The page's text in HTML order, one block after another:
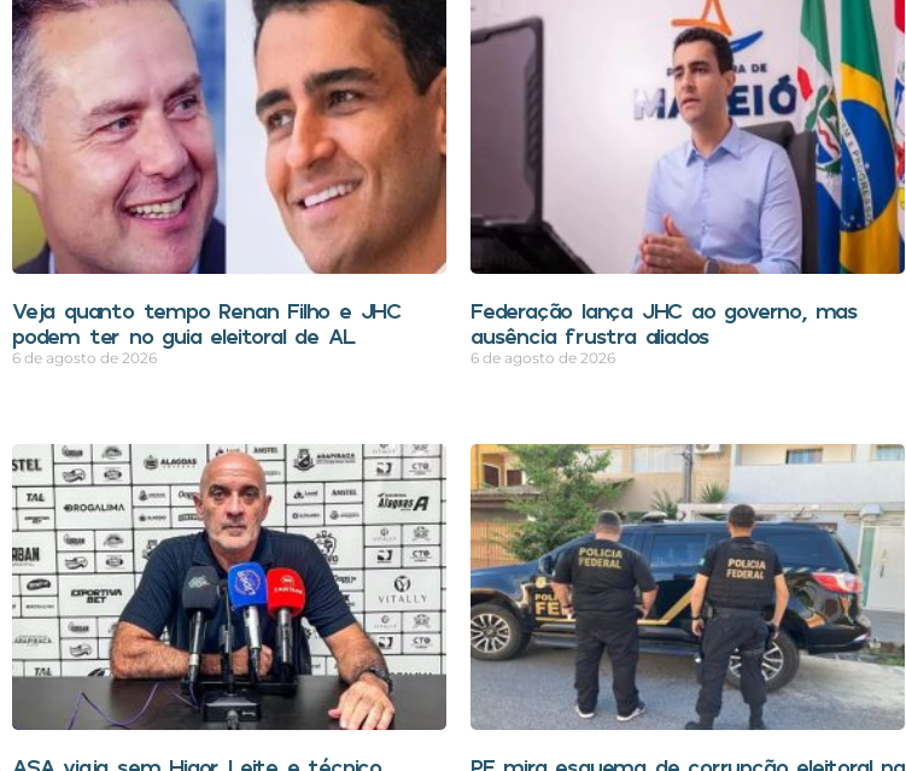
Veja quanto tempo Renan Filho e JHC
podem ter no guia eleitoral de AL
6 de agosto de 2026
Federação lança JHC ao governo, mas
ausência frustra aliados
6 de agosto de 2026